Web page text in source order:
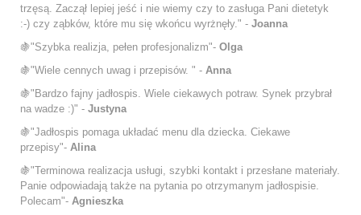
trzęsą. Zaczął lepiej jeść i nie wiemy czy to zasługa Pani dietetyk
:-) czy ząbków, które mu się wkońcu wyrżnęły." - Joanna
🍇"Szybka realizja, pełen profesjonalizm"- Olga
🍇"Wiele cennych uwag i przepisów. " - Anna
🍇"Bardzo fajny jadłospis. Wiele ciekawych potraw. Synek przybrał
na wadze :)" - Justyna
🍇"Jadłospis pomaga układać menu dla dziecka. Ciekawe
przepisy"- Alina
🍇"Terminowa realizacja usługi, szybki kontakt i przesłane materiały.
Panie odpowiadają także na pytania po otrzymanym jadłospisie.
Polecam"- Agnieszka